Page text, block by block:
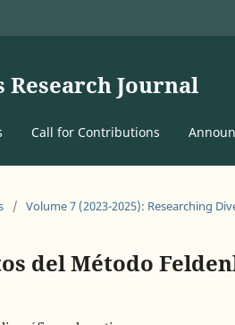
Research Journal
Call for Contributions
/ Volume 7 (2023-2025): Researching
del Método